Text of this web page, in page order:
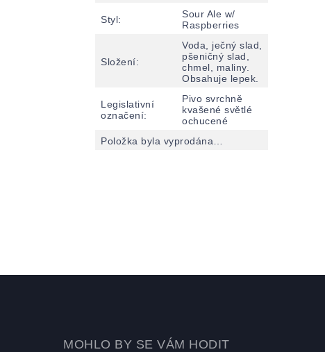
Styl:
Sour Ale w/
Raspberries
Složení:
Voda, ječný slad,
pšeničný slad,
chmel, maliny.
Obsahuje lepek.
Legislativní
označení:
Pivo svrchně
kvašené světlé
ochucené
Položka byla vyprodána…
MOHLO BY SE VÁM HODIT